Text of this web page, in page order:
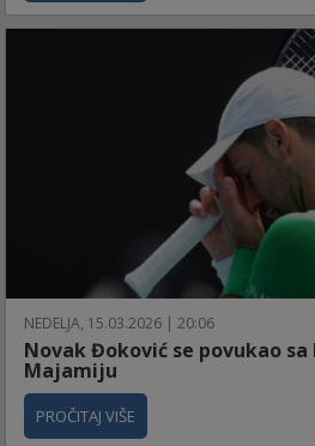
NEDELJA, 15.03.2026 | 20:06
Novak Đoković se povukao sa
Majamiju
PROČITAJ VIŠE